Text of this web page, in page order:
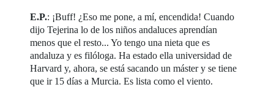
E.P.: ¡Buff! ¿Eso me pone, a mí, encendida! Cuando
dijo Tejerina lo de los niños andaluces aprendían
menos que el resto... Yo tengo una nieta que es
andaluza y es filóloga. Ha estado ella universidad de
Harvard y, ahora, se está sacando un máster y se tiene
que ir 15 días a Murcia. Es lista como el viento.